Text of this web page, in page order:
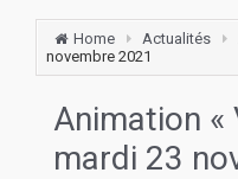
Home Actualités
novembre 2021
Animation «
mardi 23